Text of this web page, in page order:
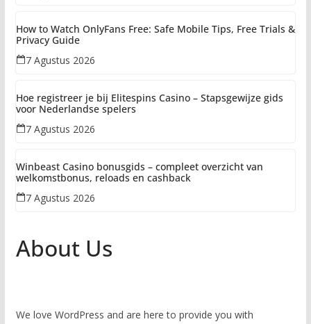
How to Watch OnlyFans Free: Safe Mobile Tips, Free Trials &
Privacy Guide
7 Agustus 2026
Hoe registreer je bij Elitespins Casino – Stapsgewijze gids
voor Nederlandse spelers
7 Agustus 2026
Winbeast Casino bonusgids – compleet overzicht van
welkomstbonus, reloads en cashback
7 Agustus 2026
About Us
We love WordPress and are here to provide you with